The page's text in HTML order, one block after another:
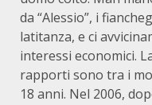
da “Alessio”, i
latitanza, e ci
interessi economici.
rapporti sono tra i
18 anni. Nel 2006,